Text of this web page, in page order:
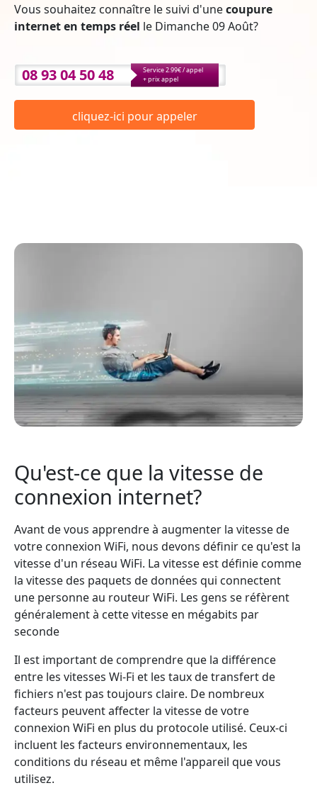
Vous souhaitez connaître le suivi d'unecoupure
internet en temps réel le Dimanche 09 Août?
08 93 04 50 48
Service 2.99€ / appel
+ prix appel
cliquez-ici pour appeler
Qu'est-ce que la vitesse de
connexion internet?
Avant de vous apprendre à augmenter la vitesse de
votre connexion WiFi, nous devons définir ce qu'est la
vitesse d'un réseau WiFi. La vitesse est définie comme
la vitesse des paquets de données qui connectent
une personne au routeur WiFi. Les gens se réfèrent
généralement à cette vitesse en mégabits par
seconde
Il est important de comprendre que la différence
entre les vitesses Wi-Fi et les taux de transfert de
fichiers n'est pas toujours claire. De nombreux
facteurs peuvent affecter la vitesse de votre
connexion WiFi en plus du protocole utilisé. Ceux-ci
incluent les facteurs environnementaux, les
conditions du réseau et même l'appareil que vous
utilisez.